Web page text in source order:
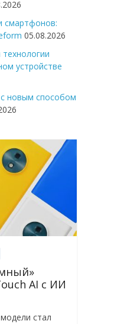
смартфонов:
05.08.2026
устройстве
новым способом
AI с ИИ
стал